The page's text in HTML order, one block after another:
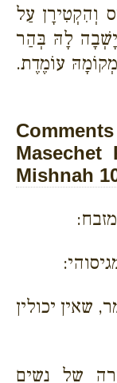
וְהִקְטִירָן עַל
לָהּ בְּהַר
עוֹמֶדֶת.
Masechet
Mishnah
שאין יכולין
של נשים